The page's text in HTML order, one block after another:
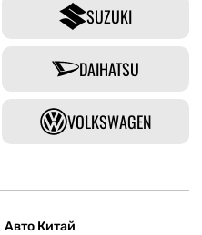
SUZUKI
DAIHATSU
VOLKSWAGEN
Авто Китай